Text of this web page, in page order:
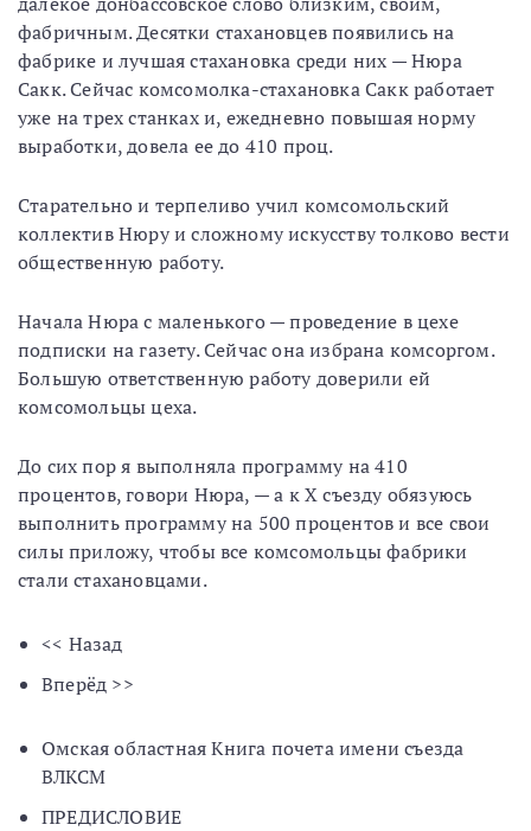
фабричным. Десятки стахановцев появились на
фабрике и лучшая стахановка среди них — Нюра
Сакк. Сейчас комсомолка-стахановка Сакк работает
уже на трех станках и, ежедневно повышая норму
выработки, довела ее до 410 проц.
Старательно и терпеливо учил комсомольский
коллектив Нюру и сложному искусству толково вести
общественную работу.
Начала Нюра с маленького — проведение в цехе
подписки на газету. Сейчас она избрана комсоргом.
Большую ответственную работу доверили ей
комсомольцы цеха.
До сих пор я выполняла программу на 410
процентов, говори Нюра, — а к X съезду обязуюсь
выполнить программу на 500 процентов и все свои
силы приложу, чтобы все комсомольцы фабрики
стали стахановцами.
<< Назад
Вперёд >>
Омская областная Книга почета имени съезда
ВЛКСМ
ПРЕДИСЛОВИЕ